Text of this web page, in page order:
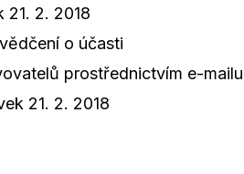
21. 2. 2018
o účasti
prostřednictvím e-
21. 2. 2018